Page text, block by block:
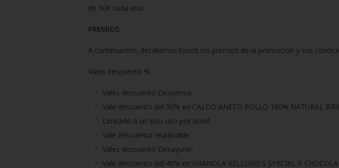
de 50€ cada uno.
PREMIOS:
A continuación, detallamos todos los premios de la promoción y sus
Vales descuento %
Vales descuento Despensa:
Vale descuento del 30% en CALDO ANETO POLLO 100% NATURAL
Limitado a un solo uso por ticket.
Vale descuento reutilizable.
Vales descuento Desayuno:
Vale descuento del 40% en GRANOLA KELLOGG'S SPECIAL K